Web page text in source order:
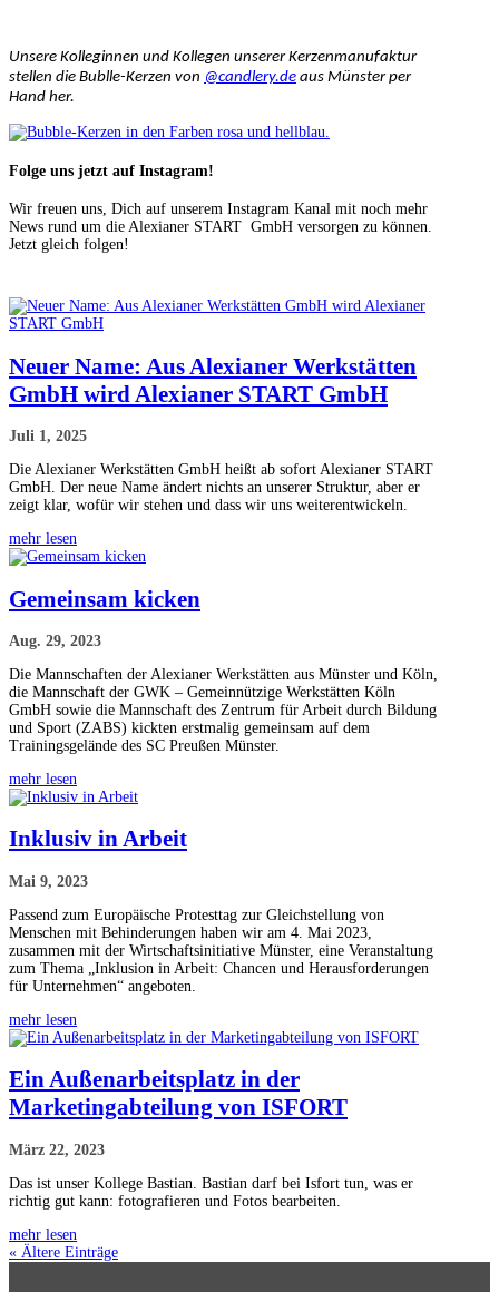
Unsere Kolleginnen und Kollegen unserer Kerzenmanufaktur
stellen die Bublle-Kerzen von @candlery.de aus Münster per
Hand her.
Folge uns jetzt auf Instagram!
Wir freuen uns, Dich auf unserem Instagram Kanal mit noch mehr
News rund um die Alexianer START GmbH versorgen zu können.
Jetzt gleich folgen!
Neuer Name: Aus Alexianer Werkstätten
GmbH wird Alexianer START GmbH
Juli 1, 2025
Die Alexianer Werkstätten GmbH heißt ab sofort Alexianer START
GmbH. Der neue Name ändert nichts an unserer Struktur, aber er
zeigt klar, wofür wir stehen und dass wir uns weiterentwickeln.
mehr lesen
Gemeinsam kicken
Aug. 29, 2023
Die Mannschaften der Alexianer Werkstätten aus Münster und Köln,
die Mannschaft der GWK – Gemeinnützige Werkstätten Köln
GmbH sowie die Mannschaft des Zentrum für Arbeit durch Bildung
und Sport (ZABS) kickten erstmalig gemeinsam auf dem
Trainingsgelände des SC Preußen Münster.
mehr lesen
Inklusiv in Arbeit
Mai 9, 2023
Passend zum Europäische Protesttag zur Gleichstellung von
Menschen mit Behinderungen haben wir am 4. Mai 2023,
zusammen mit der Wirtschaftsinitiative Münster, eine Veranstaltung
zum Thema „Inklusion in Arbeit: Chancen und Herausforderungen
für Unternehmen“ angeboten.
mehr lesen
Ein Außenarbeitsplatz in der
Marketingabteilung von ISFORT
März 22, 2023
Das ist unser Kollege Bastian. Bastian darf bei Isfort tun, was er
richtig gut kann: fotografieren und Fotos bearbeiten.
mehr lesen
« Ältere Einträge